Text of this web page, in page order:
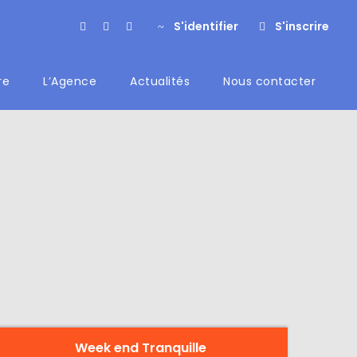
S'identifier S'inscrire
L’Agence Actualités Nous contacter
Week end Tranquille